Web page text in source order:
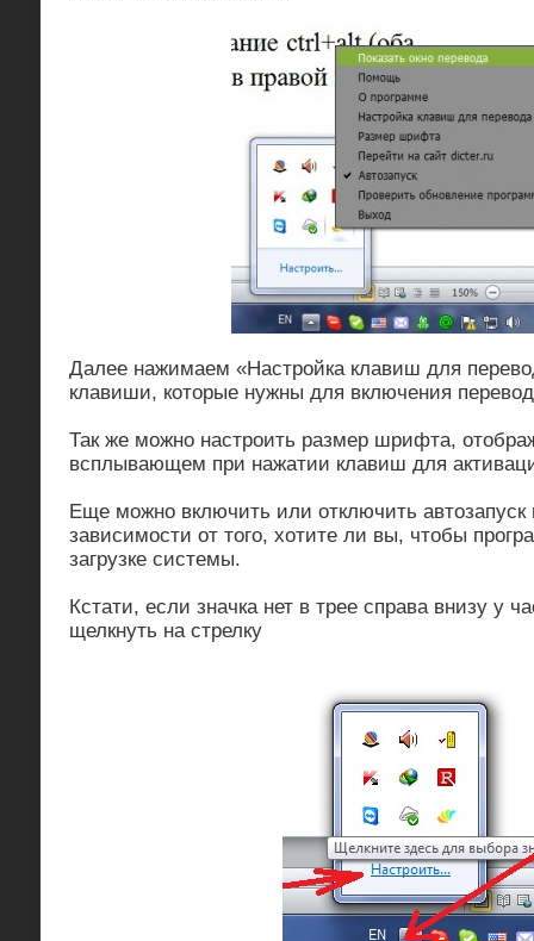
Далее нажимаем «Настройка клавиш для
клавиши, которые нужны для включения
Так же можно настроить размер шрифта,
всплывающем при нажатии клавиш для
Еще можно включить или отключить
зависимости от того, хотите ли вы, чтобы
загрузке системы.
Кстати, если значка нет в трее справа внизу у
щелкнуть на стрелку